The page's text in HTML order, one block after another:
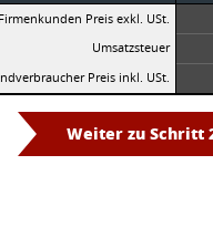
Firmenkunden Preis exkl. USt.
Umsatzsteuer
Preis inkl. USt.
Weiter zu Schritt